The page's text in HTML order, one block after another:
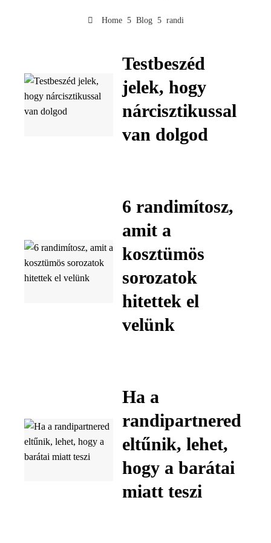
Home Blog randi
Testbeszéd
jelek, hogy
nárcisztikussal
van dolgod
6 randimítosz,
amit a
kosztümös
sorozatok
hitettek el
velünk
Ha a
randipartnered
eltűnik, lehet,
hogy a barátai
miatt teszi